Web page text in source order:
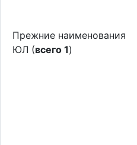
Прежние наименования
ЮЛ (всего 1)